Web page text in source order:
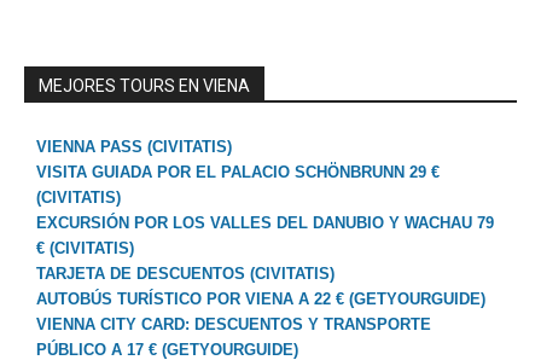
MEJORES TOURS EN VIENA
VIENNA PASS (CIVITATIS)
VISITA GUIADA POR EL PALACIO SCHÖNBRUNN 29 €
(CIVITATIS)
EXCURSIÓN POR LOS VALLES DEL DANUBIO Y WACHAU 79
€ (CIVITATIS)
TARJETA DE DESCUENTOS (CIVITATIS)
AUTOBÚS TURÍSTICO POR VIENA A 22 € (GETYOURGUIDE)
VIENNA CITY CARD: DESCUENTOS Y TRANSPORTE
PÚBLICO A 17 € (GETYOURGUIDE)